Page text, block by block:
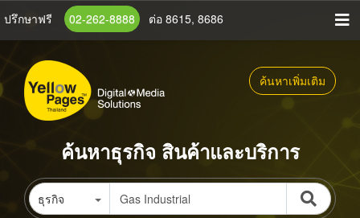
ข้าม
เนื้อหา
หลัก
ปรึกษาฟรี 02-262-8888 ต่อ 8615, 8686
ค้นหาเพิ่มเติม
ค้นหาธุรกิจ สินค้าและบริการ
ธุรกิจ